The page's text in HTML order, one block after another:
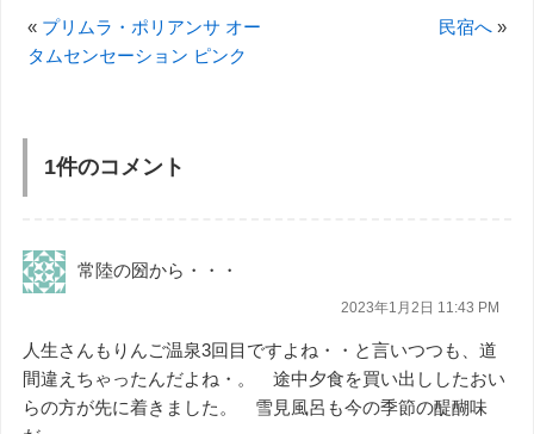
« プリムラ・ポリアンサ オー
タムセンセーション ピンク
民宿へ »
1件のコメント
常陸の圀から・・・
2023年1月2日 11:43 PM
人生さんもりんご温泉3回目ですよね・・と言いつつも、道
間違えちゃったんだよね・。 途中夕食を買い出ししたおい
らの方が先に着きました。 雪見風呂も今の季節の醍醐味